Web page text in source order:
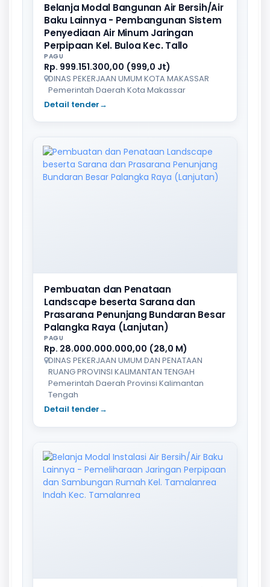
Belanja Modal Bangunan Air Bersih/Air
Baku Lainnya - Pembangunan Sistem
Penyediaan Air Minum Jaringan
Perpipaan Kel. Buloa Kec. Tallo
PAGU
Rp. 999.151.300,00 (999,0 Jt)
DINAS PEKERJAAN UMUM KOTA MAKASSAR
Pemerintah Daerah Kota Makassar
Detail tender→
Pembuatan dan Penataan
Landscape beserta Sarana dan
Prasarana Penunjang Bundaran Besar
Palangka Raya (Lanjutan)
PAGU
Rp. 28.000.000.000,00 (28,0 M)
DINAS PEKERJAAN UMUM DAN PENATAAN
RUANG PROVINSI KALIMANTAN TENGAH
Pemerintah Daerah Provinsi Kalimantan
Tengah
Detail tender→